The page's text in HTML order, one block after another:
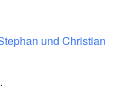
und Christian